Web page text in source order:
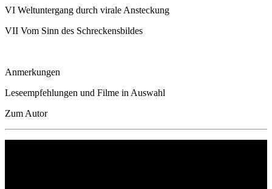
VI Weltuntergang durch virale Ansteckung
VII Vom Sinn des Schreckensbildes
Anmerkungen
Leseempfehlungen und Filme in Auswahl
Zum Autor